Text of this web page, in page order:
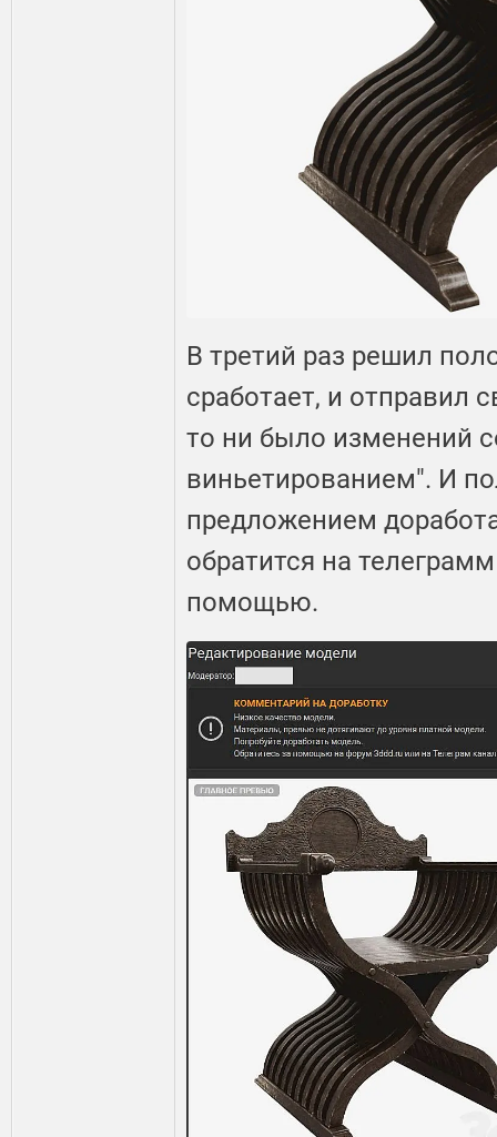
В третий раз решил
сработает, и отправил
то ни было изменений
виньетированием". И
предложением
обратится на
помощью.